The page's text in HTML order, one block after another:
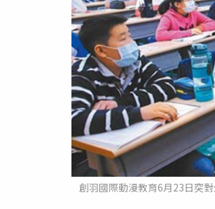
創羽國際動漫教育6月23日突